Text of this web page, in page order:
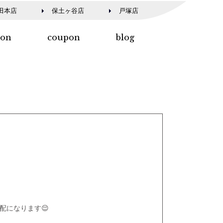
coupon blog
本店 保土ヶ谷店 戸塚店
になります😌